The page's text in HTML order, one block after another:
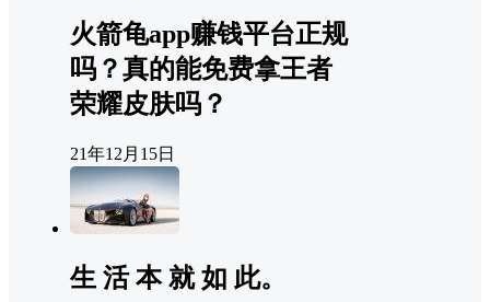
火箭龟app赚钱平台正规
吗？真的能免费拿王者
荣耀皮肤吗？
21年12月15日
生 活 本 就 如 此。